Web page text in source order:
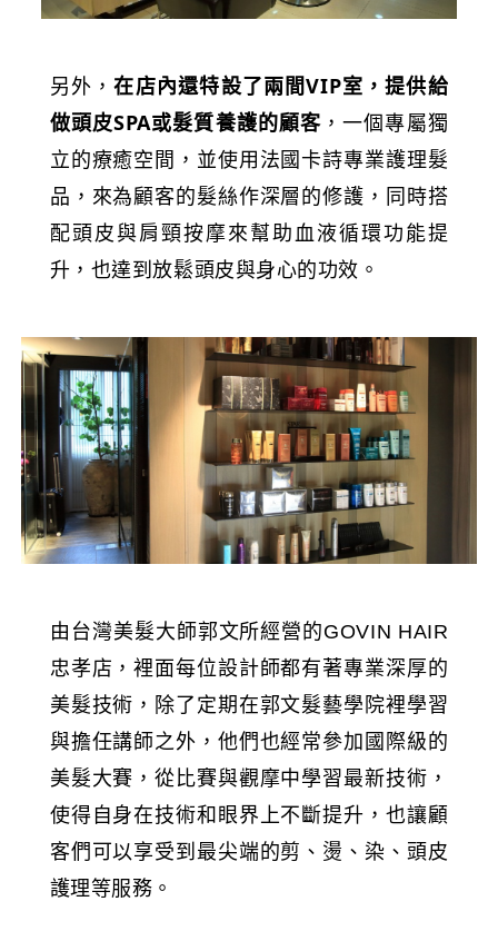
另外，在店內還特設了兩間VIP室，提供給
做頭皮SPA或髮質養護的顧客 ，一個專屬獨
立的療癒空間，並使用法國卡詩專業護理髮
品，來為顧客的髮絲作深層的修護，同時搭
配頭皮與肩頸按摩來幫助血液循環功能提
升，也達到放鬆頭皮與身心的功效。
由台灣美髮大師郭文所經營的GOVIN HAIR
忠孝店 ，裡面每位設計師都有著專業深厚的
美髮技術，除了定期在郭文髮藝學院裡學習
與擔任講師之外，他們也經常參加國際級的
美髮大賽，從比賽與觀摩中學習最新技術，
使得自身在技術和眼界上不斷提升，也讓顧
客們可以享受到最尖端的剪、燙、染、頭皮
護理等服務。